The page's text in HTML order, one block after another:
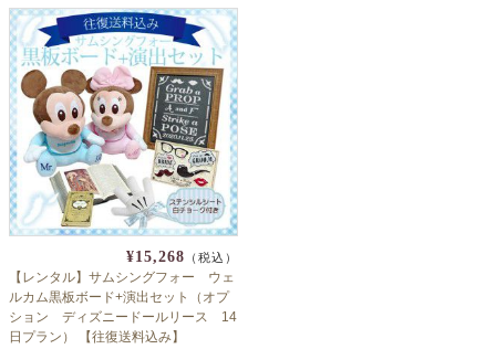
¥15,268 （税込）
【レンタル】サムシングフォー ウェ
ルカム黒板ボード+演出セット（オプ
ション ディズニードールリース 14
日プラン） 【往復送料込み】